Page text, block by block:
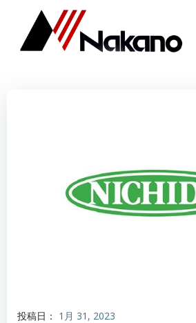
テ
投稿日： 1月 31, 2023